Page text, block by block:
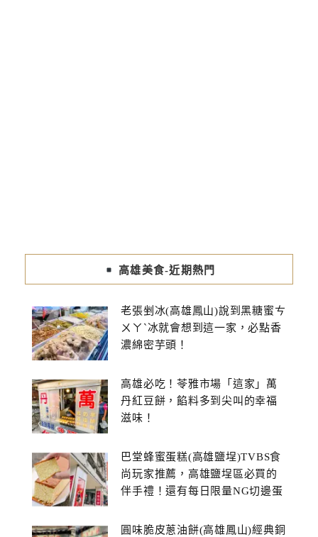
高雄美食-近期熱門
老張剉冰(高雄鳳山)說到黑糖蜜ㄘ
ㄨㄚˋ冰就會想到這一家，必點香
濃綿密芋頭！
高雄必吃！苓雅市場「這家」萬
丹紅豆餅，餡料多到尖叫的幸福
滋味！
巴堂蜂蜜蛋糕(高雄鹽埕)TVBS食
尚玩家推薦，高雄鹽埕區必買的
伴手禮！還有每日限量NG切邊蛋
圓味脆皮蔥油餅(高雄鳳山)經典銅